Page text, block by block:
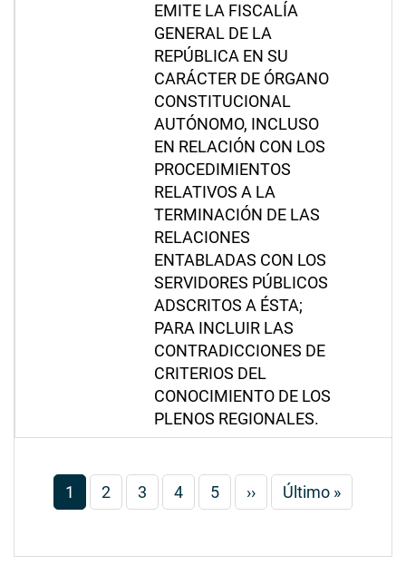
EMITE LA FISCALÍA
GENERAL DE LA
REPÚBLICA EN SU
CARÁCTER DE ÓRGANO
CONSTITUCIONAL
AUTÓNOMO, INCLUSO
EN RELACIÓN CON LOS
PROCEDIMIENTOS
RELATIVOS A LA
TERMINACIÓN DE LAS
RELACIONES
ENTABLADAS CON LOS
SERVIDORES PÚBLICOS
ADSCRITOS A ÉSTA;
PARA INCLUIR LAS
CONTRADICCIONES DE
CRITERIOS DEL
CONOCIMIENTO DE LOS
PLENOS REGIONALES.
Página
actual
1 Página
2 Página
3 Página
4 Página
5
Siguiente
página
››
Última
página
Último »